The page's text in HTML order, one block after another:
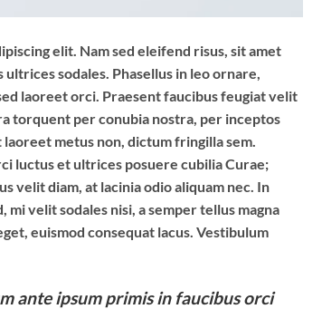
elit. Nam sed eleifend risus, sit amet
sodales. Phasellus in leo ornare,
laoreet orci. Praesent faucibus feugiat velit
torquent per conubia nostra, per inceptos
metus non, dictum fringilla sem.
luctus et ultrices posuere cubilia Curae;
velit diam, at lacinia odio aliquam nec. In
velit sodales nisi, a semper tellus magna
euismod consequat lacus. Vestibulum
ante ipsum primis in faucibus orci